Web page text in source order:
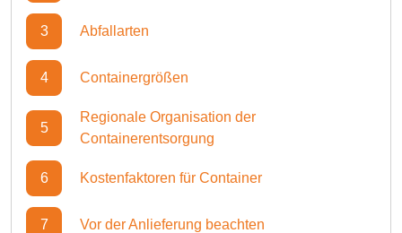
3 Abfallarten
4 Containergrößen
5
Regionale Organisation der
Containerentsorgung
6 Kostenfaktoren für Container
7 Vor der Anlieferung beachten